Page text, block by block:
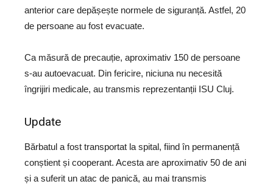
anterior care depășește normele de siguranță. Astfel, 20
de persoane au fost evacuate.
Ca măsură de precauție, aproximativ 150 de persoane
s-au autoevacuat. Din fericire, niciuna nu necesită
îngrijiri medicale, au transmis reprezentanții ISU Cluj.
Update
Bărbatul a fost transportat la spital, fiind în permanență
conștient și cooperant. Acesta are aproximativ 50 de ani
și a suferit un atac de panică, au mai transmis